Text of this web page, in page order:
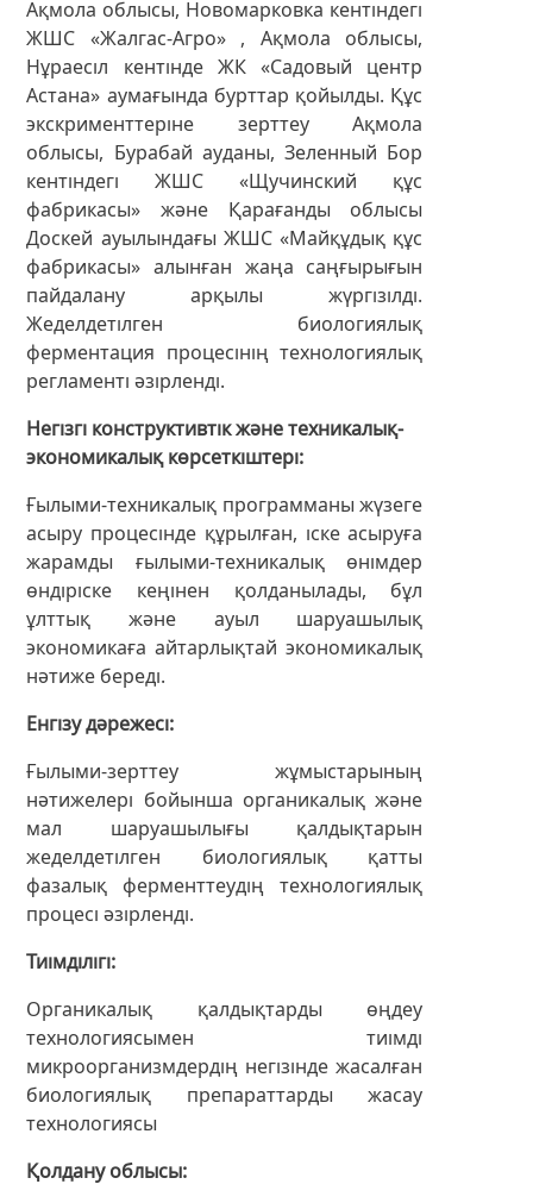
Ақмола облысы, Новомарковка кентіндегі
ЖШС «Жалгас-Агро» , Ақмола облысы,
Нұраесіл кентінде ЖК «Садовый центр
Астана» аумағында бурттар қойылды. Құс
экскрименттеріне зерттеу Ақмола
облысы, Бурабай ауданы, Зеленный Бор
кентіндегі ЖШС «Щучинский құс
фабрикасы» және Қарағанды облысы
Доскей ауылындағы ЖШС «Майқұдық құс
фабрикасы» алынған жаңа саңғырығын
пайдалану арқылы жүргізілді.
Жеделдетілген биологиялық
ферментация процесінің технологиялық
регламенті әзірленді.
Негізгі конструктивтік және техникалық-
экономикалық көрсеткіштері
Ғылыми-техникалық программаны жүзеге
асыру процесінде құрылған, іске асыруға
жарамды ғылыми-техникалық өнімдер
өндіріске кеңінен қолданылады, бұл
ұлттық және ауыл шаруашылық
экономикаға айтарлықтай экономикалық
нәтиже береді.
Енгізу дәрежесі
Ғылыми-зерттеу жұмыстарының
нәтижелері бойынша органикалық және
мал шаруашылығы қалдықтарын
жеделдетілген биологиялық қатты
фазалық ферменттеудің технологиялық
процесі әзірленді.
Тиімділігі
Органикалық қалдықтарды өңдеу
технологиясымен тиімді
микроорганизмдердің негізінде жасалған
биологиялық препараттарды жасау
технологиясы
Қолдану облысы